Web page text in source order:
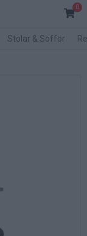
0
Stolar & Soffor